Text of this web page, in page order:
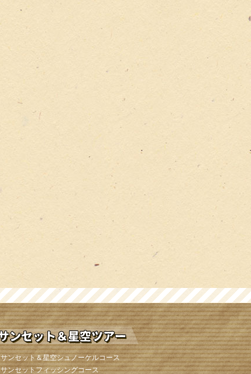
サンセット＆星空シュノーケルコース
サンセットフィッシングコース